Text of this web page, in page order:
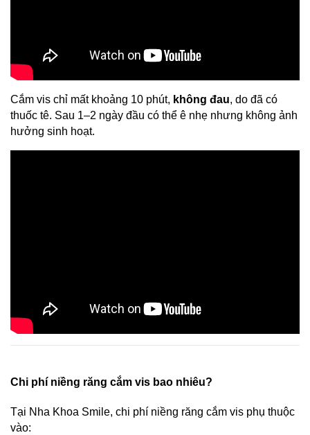
Cắm vis chỉ mất khoảng 10 phút, không đau, do đã có
thuốc tê. Sau 1–2 ngày đầu có thể ê nhẹ nhưng không ảnh
hưởng sinh hoạt.
Chi phí niềng răng cắm vis bao nhiêu?
Tại Nha Khoa Smile, chi phí niềng răng cắm vis phụ thuộc
vào: